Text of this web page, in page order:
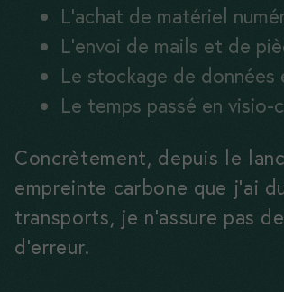
L’achat de matériel
L’envoi de mails et de
Le stockage de données
Le temps passé en visio-
Concrètement, depuis le
empreinte carbone que j’ai
transports, je n’assure pas
d’erreur.